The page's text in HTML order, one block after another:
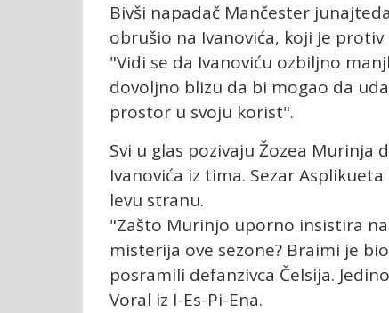
Bivši napadač Mančester
obrušio na Ivanovića, koji je
"Vidi se da Ivanoviću ozbiljno
dovoljno blizu da bi mogao da
prostor u svoju korist".
Svi u glas pozivaju Žozea Murinja
Ivanovića iz tima. Sezar
levu stranu.
"Zašto Murinjo uporno insistira
misterija ove sezone? Braimi je
posramili defanzivca Čelsija.
Voral iz I-Es-Pi-Ena.